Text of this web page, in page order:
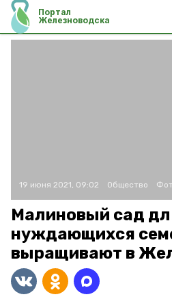
Портал
Железноводска
19 июня 2021, 09:02 Общество
Малиновый сад
нуждающихся
выращивают в